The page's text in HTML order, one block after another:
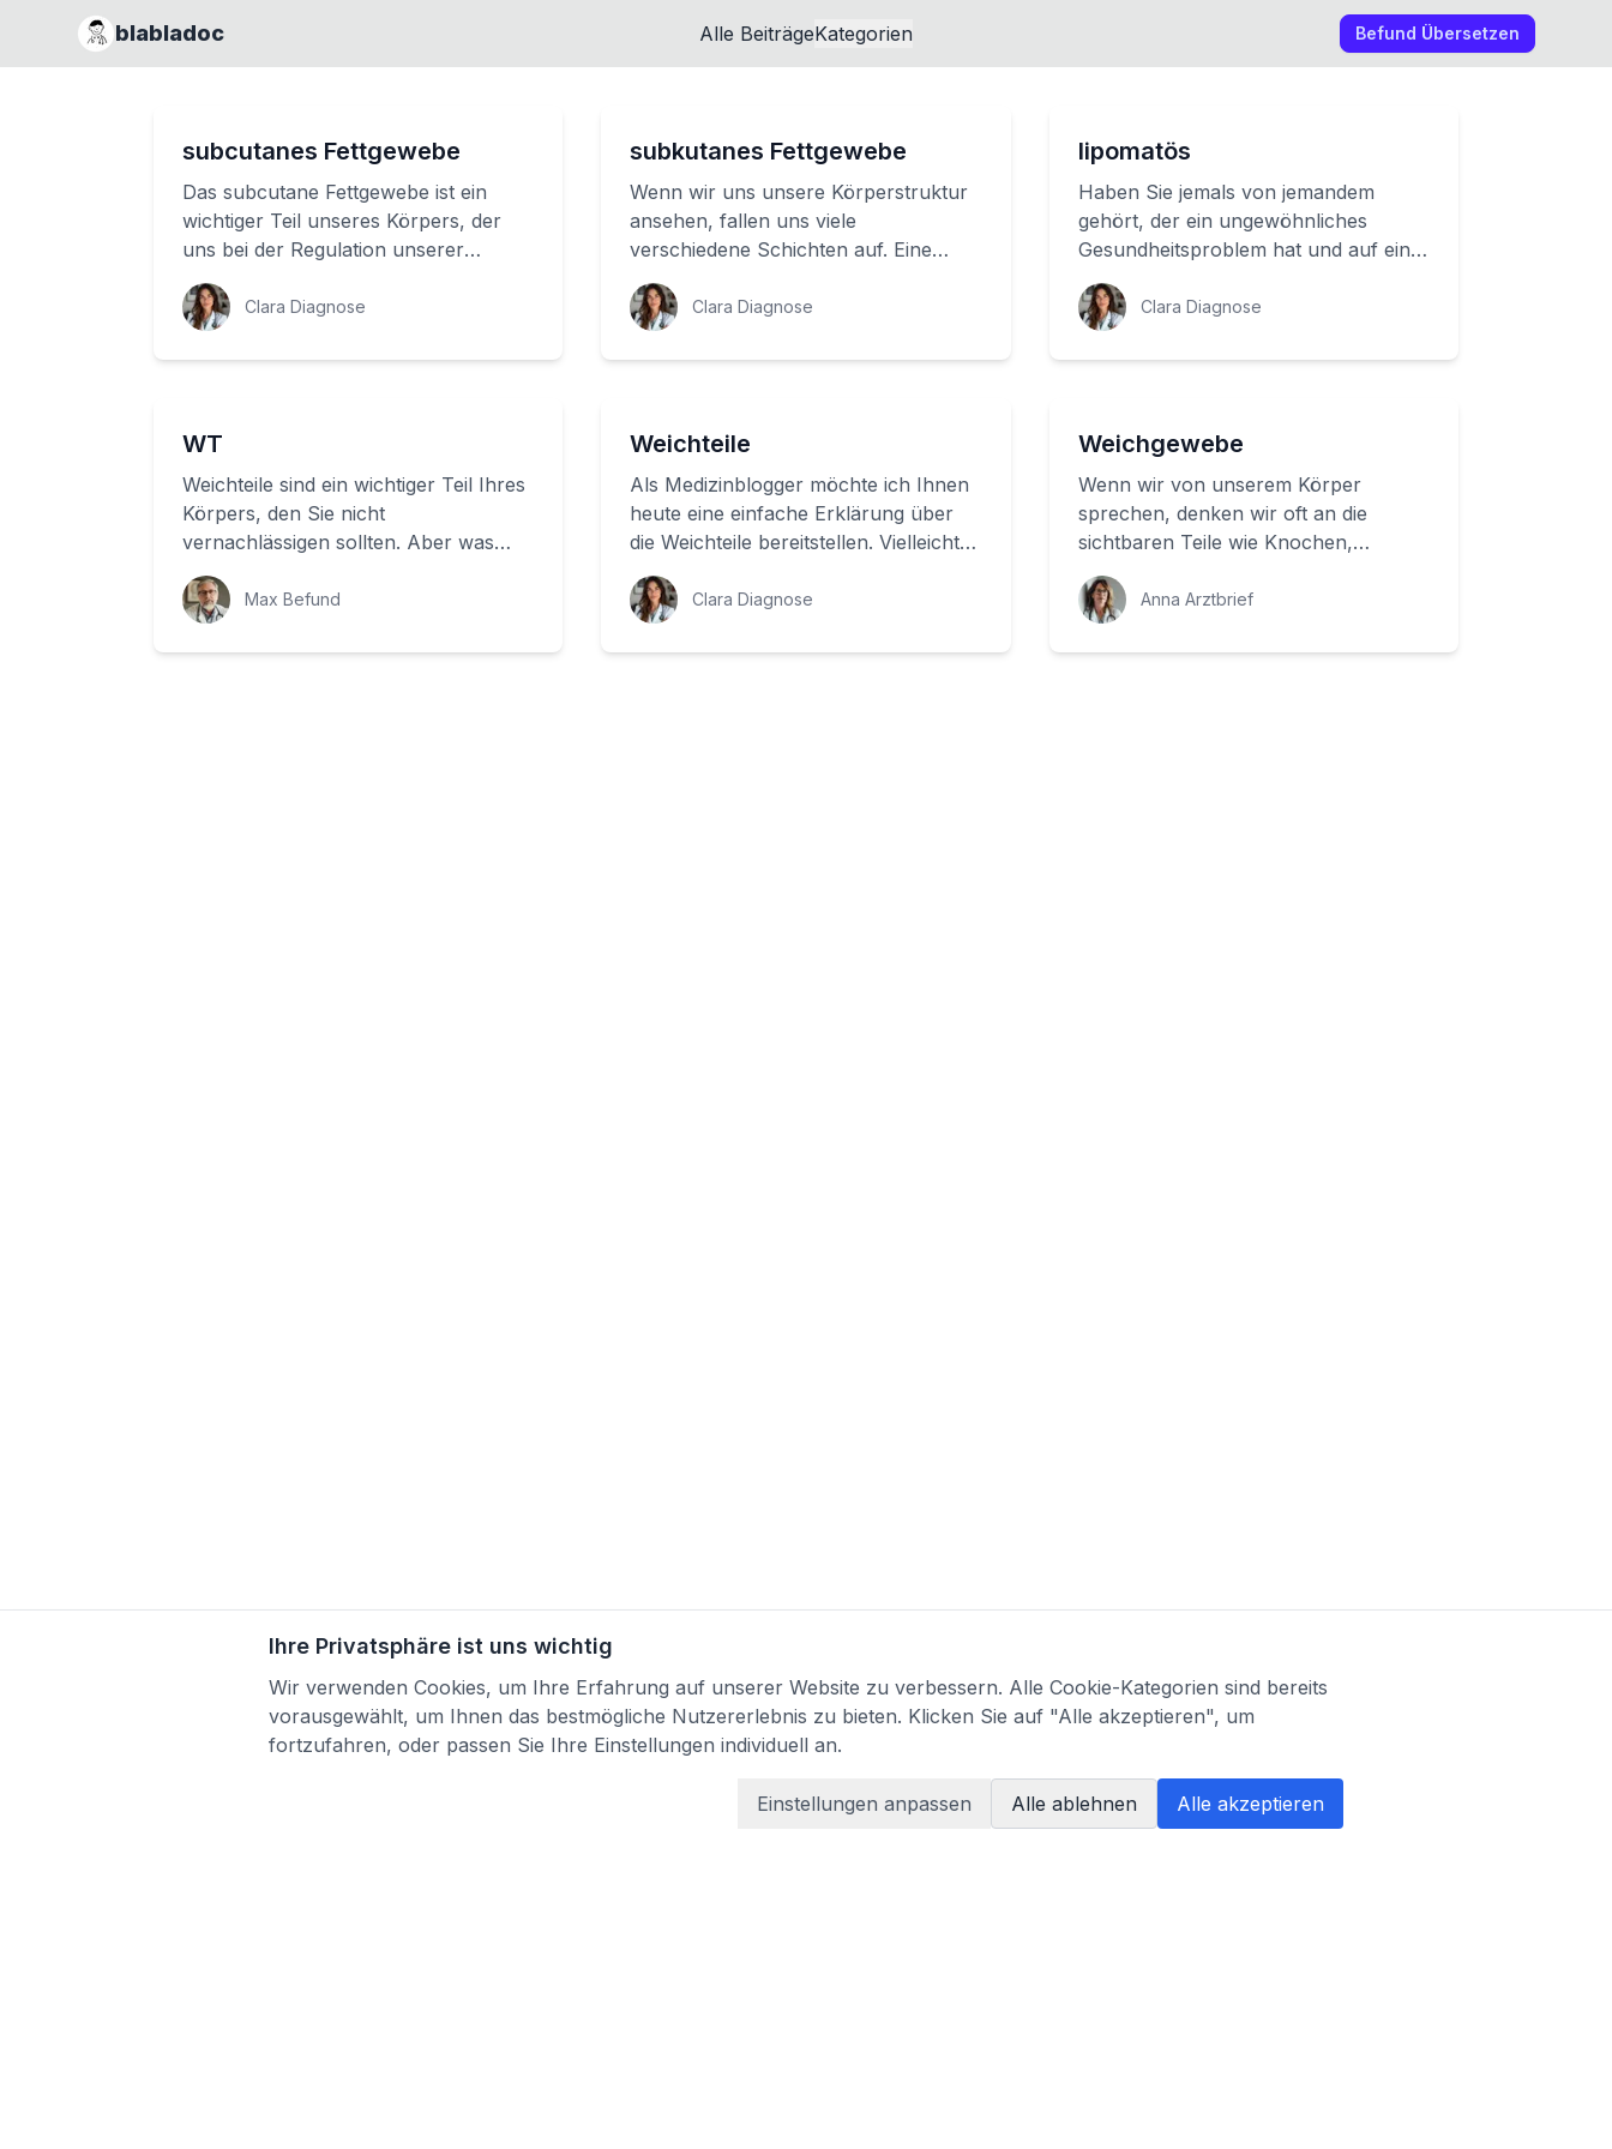
blabladoc Alle BeiträgeKategorien Befund Übersetzen
subcutanes Fettgewebe
Das subcutane Fettgewebe ist ein
wichtiger Teil unseres Körpers, der
uns bei der Regulation unserer
Gesundheit unterstützt. Aber was
bedeutet 'subcuta...
Clara Diagnose
subkutanes Fettgewebe
Wenn wir uns unsere Körperstruktur
ansehen, fallen uns viele
verschiedene Schichten auf. Eine
davon ist das subkutane Fettgewebe -
eine dünne Fettschi...
Clara Diagnose
lipomatös
Haben Sie jemals von jemandem
gehört, der ein ungewöhnliches
Gesundheitsproblem hat und auf eine
mysteriöse Art und Weise Fettgewebe
in seinem Körper ...
Clara Diagnose
WT
Weichteile sind ein wichtiger Teil Ihres
Körpers, den Sie nicht
vernachlässigen sollten. Aber was
sind Weichteile eigentlich und warum
sollten Sie sic...
Max Befund
Weichteile
Als Medizinblogger möchte ich Ihnen
heute eine einfache Erklärung über
die Weichteile bereitstellen. Vielleicht
haben Sie sich bereits gefragt, was
di...
Clara Diagnose
Weichgewebe
Wenn wir von unserem Körper
sprechen, denken wir oft an die
sichtbaren Teile wie Knochen,
Muskeln und Organe. Aber es gibt
auch ein wichtigeres Gewebe...
Anna Arztbrief
Ihre Privatsphäre ist uns wichtig
Wir verwenden Cookies, um Ihre Erfahrung auf unserer Website zu verbessern. Alle Cookie-Kategorien sind bereits
vorausgewählt, um Ihnen das bestmögliche Nutzererlebnis zu bieten. Klicken Sie auf "Alle akzeptieren", um
fortzufahren, oder passen Sie Ihre Einstellungen individuell an.
Einstellungen anpassen Alle ablehnen Alle akzeptieren